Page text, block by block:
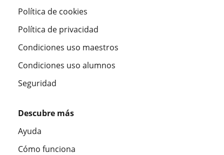
Política de cookies
Política de privacidad
Condiciones uso maestros
Condiciones uso alumnos
Seguridad
Descubre más
Ayuda
Cómo funciona